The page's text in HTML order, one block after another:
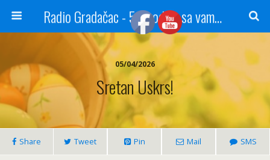
Radio Gradačac - 56 godina sa vama...
05/04/2026
Sretan Uskrs!
Share Tweet Pin Mail SMS